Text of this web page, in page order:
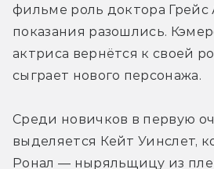
фильме роль доктора Грейс
показания разошлись.
актриса вернётся к своей
сыграет нового персонажа.
Среди новичков в первую
выделяется Кейт Уинслет,
Ронал — ныряльщицу из